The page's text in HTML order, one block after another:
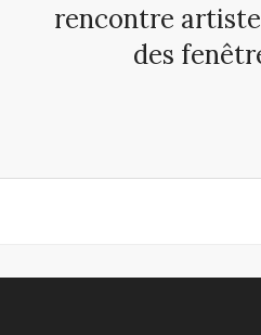
rencontre
des